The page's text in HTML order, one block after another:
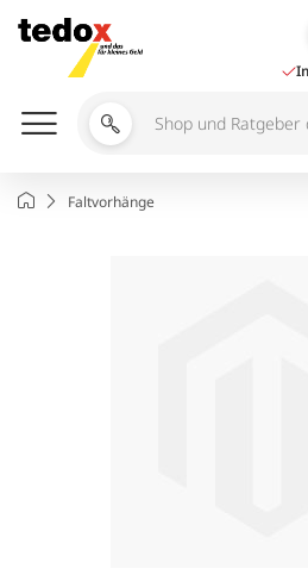
Inhalt
springen
Shop
durchsuchen
StartseiteFaltvorhänge